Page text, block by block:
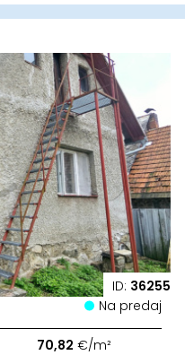
ID: 36255
Na predaj
70,82 €/m²